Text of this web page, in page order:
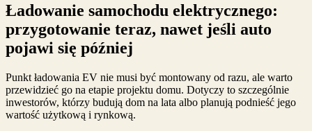
Ładowanie samochodu elektrycznego:
przygotowanie teraz, nawet jeśli auto
pojawi się później
Punkt ładowania EV nie musi być montowany od razu, ale warto
przewidzieć go na etapie projektu domu. Dotyczy to szczególnie
inwestorów, którzy budują dom na lata albo planują podnieść jego
wartość użytkową i rynkową.